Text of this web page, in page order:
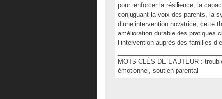
pour renforcer la résilience, la
conjuguant la voix des parents, la
d’une intervention novatrice, cette
amélioration durable des pratiques
l’intervention auprès des familles
MOTS-CLÉS DE L’AUTEUR :
émotionnel, soutien parental